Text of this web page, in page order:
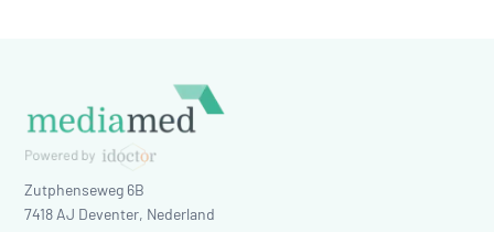
Zutphenseweg 6B
7418 AJ Deventer, Nederland